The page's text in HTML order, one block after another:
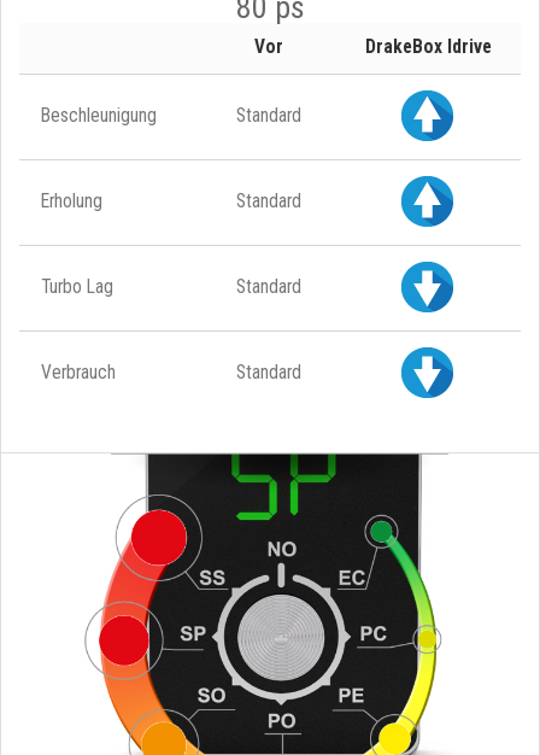
Vor DrakeBox Idrive
Beschleunigung Standard
Erholung Standard
Turbo Lag Standard
Verbrauch Standard